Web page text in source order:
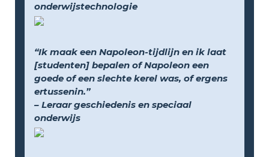
onderwijstechnologie
“Ik maak een Napoleon-tijdlijn en ik laat
[studenten] bepalen of Napoleon een
goede of een slechte kerel was, of ergens
ertussenin.”
– Leraar geschiedenis en speciaal
onderwijs